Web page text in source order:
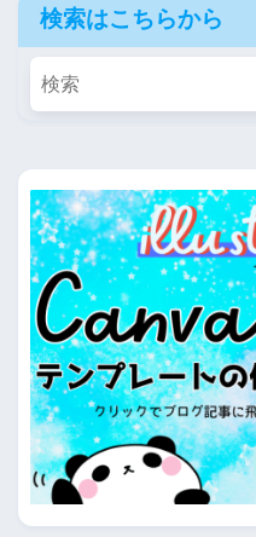
検索はこちらから